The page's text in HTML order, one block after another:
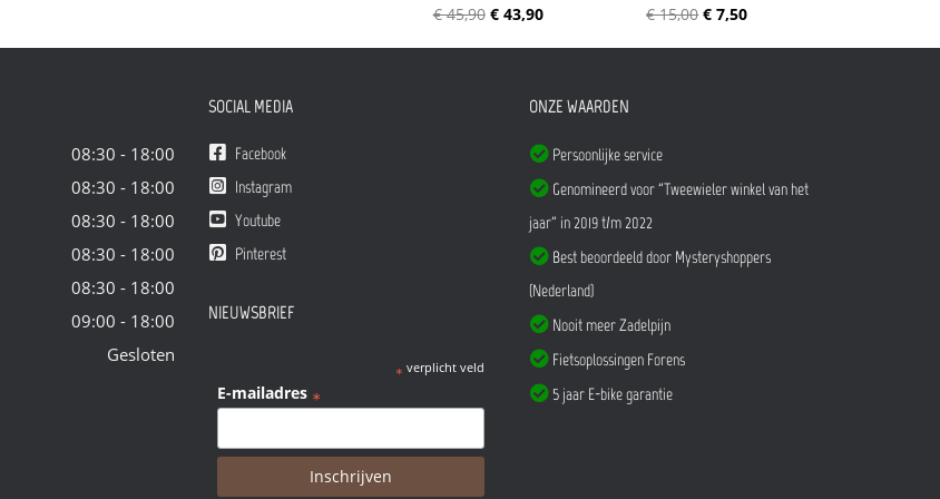
€ 45,90 € 43,90 € 15,00 € 7,50
08:30 - 18:00
08:30 - 18:00
08:30 - 18:00
08:30 - 18:00
08:30 - 18:00
09:00 - 18:00
Gesloten
SOCIAL MEDIA
Facebook
Instagram
Youtube
Pinterest
NIEUWSBRIEF
* verplicht veld
E-mailadres *
ONZE WAARDEN
Persoonlijke service
Genomineerd voor "Tweewieler winkel van het
jaar" in 2019 t/m 2022
Best beoordeeld door Mysteryshoppers
(Nederland)
Nooit meer Zadelpijn
Fietsoplossingen Forens
5 jaar E-bike garantie